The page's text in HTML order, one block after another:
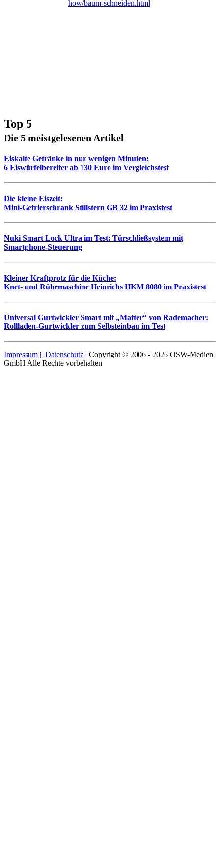
how/baum-schneiden.html
Top 5
Die 5 meistgelesenen Artikel
Eiskalte Getränke in nur wenigen Minuten:
6 Eiswürfelbereiter ab 130 Euro im Vergleichstest
Die kleine Eiszeit:
Mini-Gefrierschrank Stillstern GB 32 im Praxistest
Nuki Smart Lock Ultra im Test: Türschließsystem mit
Smartphone-Steuerung
Kleiner Kraftprotz für die Küche:
Knet- und Rührmaschine Heinrichs HKM 8080 im Praxistest
Universal Gurtwickler Smart mit „Matter“ von Rademacher:
Rollladen-Gurtwickler zum Selbsteinbau im Test
Impressum | Datenschutz | Copyright © 2006 - 2026 OSW-Medien
GmbH Alle Rechte vorbehalten